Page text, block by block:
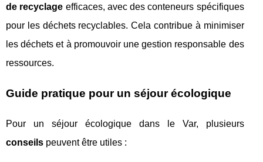
de recyclage efficaces, avec des conteneurs spécifiques
pour les déchets recyclables. Cela contribue à minimiser
les déchets et à promouvoir une gestion responsable des
ressources.
Guide pratique pour un séjour écologique
Pour un séjour écologique dans le Var, plusieurs
conseils peuvent être utiles :